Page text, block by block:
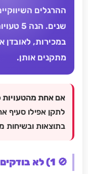
ההרגלים
שנים.
במכירות, לאובדן
מתקנים אותן.
אם אחת מהטעויות
לתקן אפילו סעיף
בתוצאות ובשיחות
🚫 1) לא בודקים מה המתחרים עושים